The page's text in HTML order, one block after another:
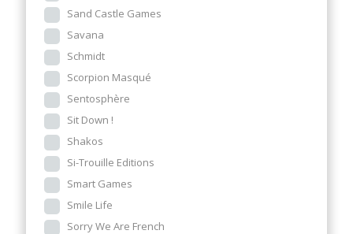
Sand Castle Games
Savana
Schmidt
Scorpion Masqué
Sentosphère
Sit Down !
Shakos
Si-Trouille Editions
Smart Games
Smile Life
Sorry We Are French